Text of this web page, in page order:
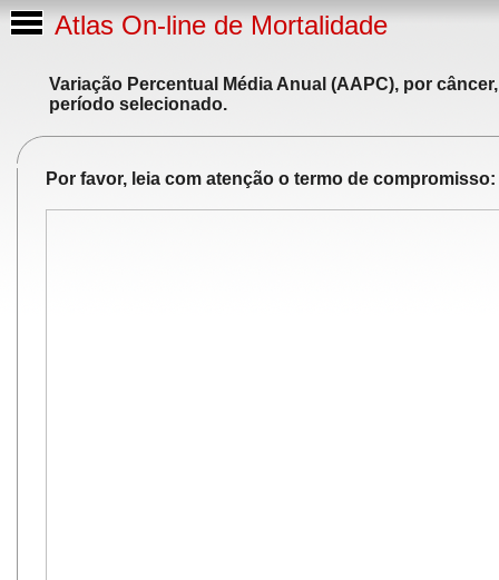
Atlas On-line de Mortalidade
Variação Percentual Média Anual (AAPC), por
período selecionado.
Por favor, leia com atenção o termo de compromisso: